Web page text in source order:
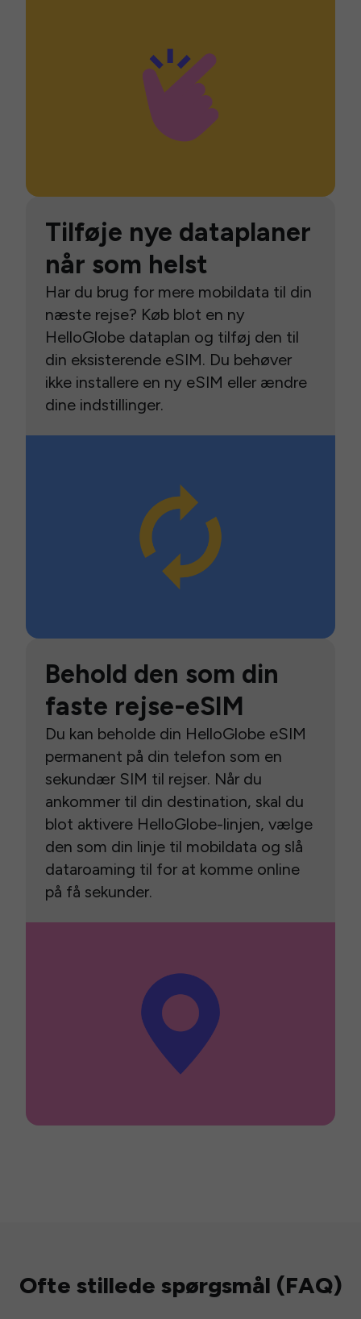
Tilføje nye dataplaner
når som helst
Har du brug for mere mobildata til din
næste rejse? Køb blot en ny
HelloGlobe dataplan og tilføj den til
din eksisterende eSIM. Du behøver
ikke installere en ny eSIM eller ændre
dine indstillinger.
Behold den som din
faste rejse-eSIM
Du kan beholde din HelloGlobe eSIM
permanent på din telefon som en
sekundær SIM til rejser. Når du
ankommer til din destination, skal du
blot aktivere HelloGlobe-linjen, vælge
den som din linje til mobildata og slå
dataroaming til for at komme online
på få sekunder.
Ofte stillede spørgsmål (FAQ)